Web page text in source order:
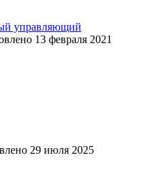
управляющий
13 февраля 2021
29 июля 2025